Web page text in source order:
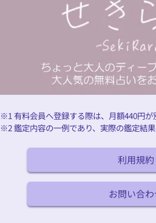
※1 有料会員へ登録する際は、月額440円が
※2 鑑定内容の一例であり、実際の鑑定結果
利用規約
お問い合わ